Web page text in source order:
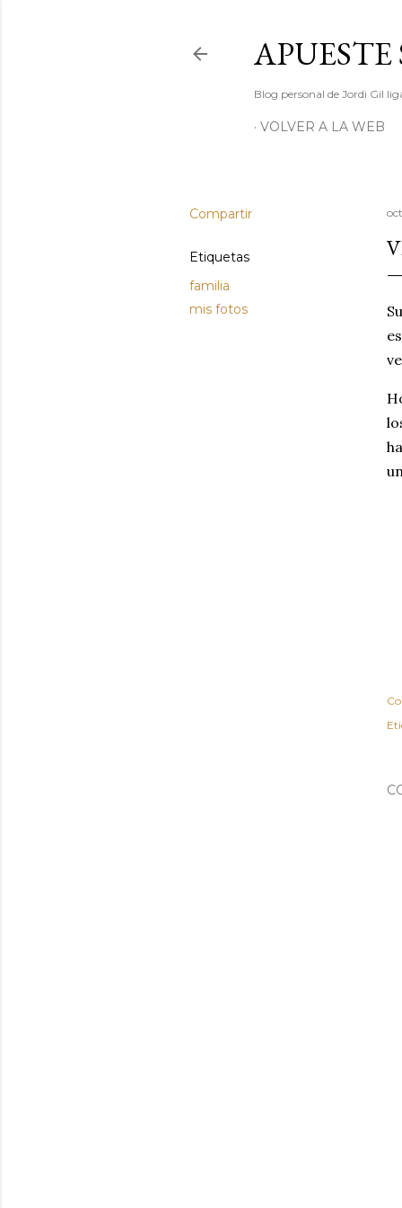
Blog personal de Jordi Gil
VOLVER A LA WEB
Compartir
Etiquetas
familia
mis fotos